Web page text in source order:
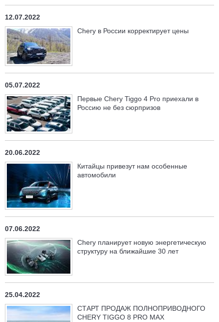
12.07.2022
Chery в России корректирует цены
05.07.2022
Первые Chery Tiggo 4 Pro приехали в
Россию не без сюрпризов
20.06.2022
Китайцы привезут нам особенные
автомобили
07.06.2022
Chery планирует новую энергетическую
структуру на ближайшие 30 лет
25.04.2022
СТАРТ ПРОДАЖ ПОЛНОПРИВОДНОГО
CHERY TIGGO 8 PRO MAX